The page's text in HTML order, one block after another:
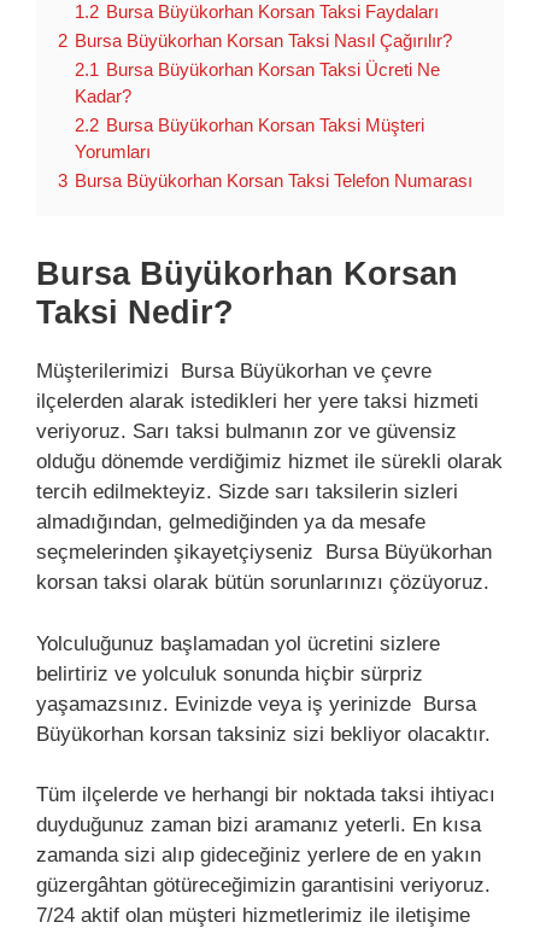
1.2 Bursa Büyükorhan Korsan Taksi Faydaları
2 Bursa Büyükorhan Korsan Taksi Nasıl Çağırılır?
2.1 Bursa Büyükorhan Korsan Taksi Ücreti Ne
Kadar?
2.2 Bursa Büyükorhan Korsan Taksi Müşteri
Yorumları
3 Bursa Büyükorhan Korsan Taksi Telefon Numarası
Bursa Büyükorhan Korsan
Taksi Nedir?
Müşterilerimizi Bursa Büyükorhan ve çevre
ilçelerden alarak istedikleri her yere taksi hizmeti
veriyoruz. Sarı taksi bulmanın zor ve güvensiz
olduğu dönemde verdiğimiz hizmet ile sürekli olarak
tercih edilmekteyiz. Sizde sarı taksilerin sizleri
almadığından, gelmediğinden ya da mesafe
seçmelerinden şikayetçiyseniz Bursa Büyükorhan
korsan taksi olarak bütün sorunlarınızı çözüyoruz.
Yolculuğunuz başlamadan yol ücretini sizlere
belirtiriz ve yolculuk sonunda hiçbir sürpriz
yaşamazsınız. Evinizde veya iş yerinizde Bursa
Büyükorhan korsan taksiniz sizi bekliyor olacaktır.
Tüm ilçelerde ve herhangi bir noktada taksi ihtiyacı
duyduğunuz zaman bizi aramanız yeterli. En kısa
zamanda sizi alıp gideceğiniz yerlere de en yakın
güzergâhtan götüreceğimizin garantisini veriyoruz.
7/24 aktif olan müşteri hizmetlerimiz ile iletişime